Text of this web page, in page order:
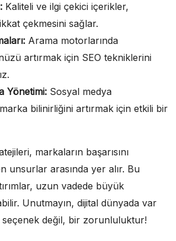
Kaliteli ve ilgi çekici içerikler,
çekmesini sağlar.
Arama motorlarında
artırmak için SEO tekniklerini
Yönetimi: Sosyal medya
bilinirliğini artırmak için etkili bir
markaların başarısını
unsurlar arasında yer alır. Bu
uzun vadede büyük
Unutmayın, dijital dünyada var
değil, bir zorunluluktur!